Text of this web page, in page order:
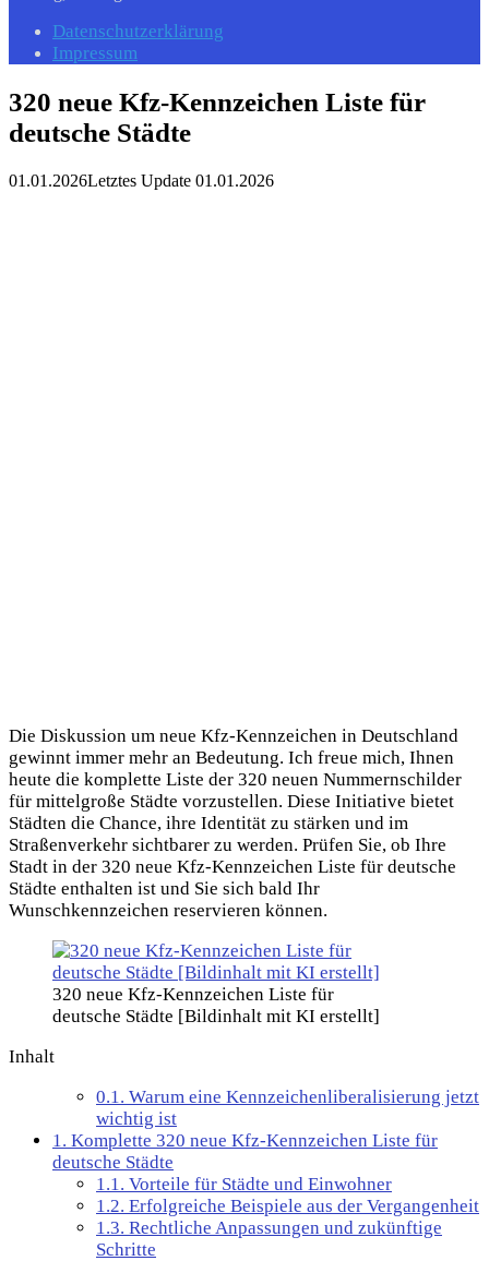
Datenschutzerklärung
Impressum
320 neue Kfz-Kennzeichen Liste für
deutsche Städte
01.01.2026Letztes Update 01.01.2026
Die Diskussion um neue Kfz-Kennzeichen in Deutschland
gewinnt immer mehr an Bedeutung. Ich freue mich, Ihnen
heute die komplette Liste der 320 neuen Nummernschilder
für mittelgroße Städte vorzustellen. Diese Initiative bietet
Städten die Chance, ihre Identität zu stärken und im
Straßenverkehr sichtbarer zu werden. Prüfen Sie, ob Ihre
Stadt in der 320 neue Kfz-Kennzeichen Liste für deutsche
Städte enthalten ist und Sie sich bald Ihr
Wunschkennzeichen reservieren können.
320 neue Kfz-Kennzeichen Liste für
deutsche Städte [Bildinhalt mit KI erstellt]
Inhalt
0.1. Warum eine Kennzeichenliberalisierung jetzt
wichtig ist
1. Komplette 320 neue Kfz-Kennzeichen Liste für
deutsche Städte
1.1. Vorteile für Städte und Einwohner
1.2. Erfolgreiche Beispiele aus der Vergangenheit
1.3. Rechtliche Anpassungen und zukünftige
Schritte